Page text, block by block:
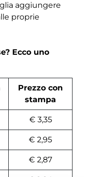
aggiungere
proprie
Ecco uno
Prezzo con
stampa
€ 3,35
€ 2,95
€ 2,87